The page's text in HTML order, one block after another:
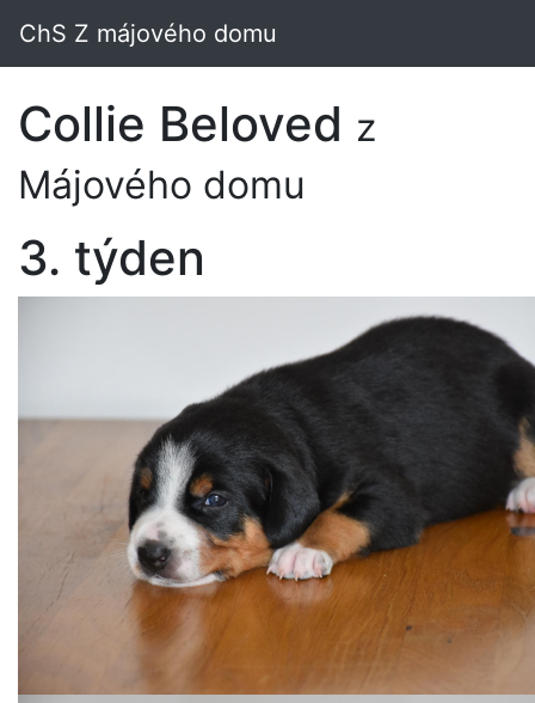
ChS Z májového domu
Collie Beloved z
Májového domu
3. týden